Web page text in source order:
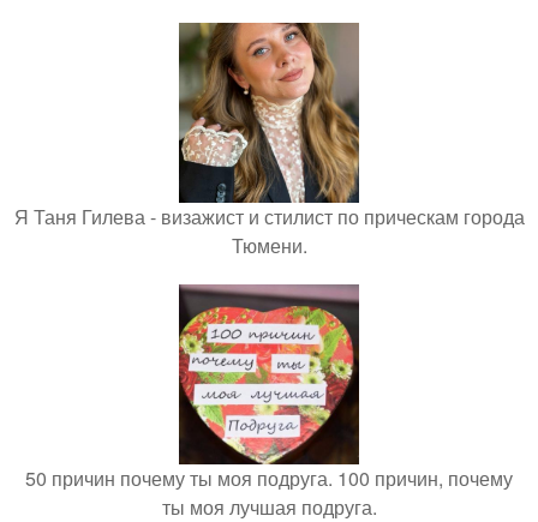
Я Таня Гилева - визажист и стилист по прическам города
Тюмени.
50 причин почему ты моя подруга. 100 причин, почему
ты моя лучшая подруга.